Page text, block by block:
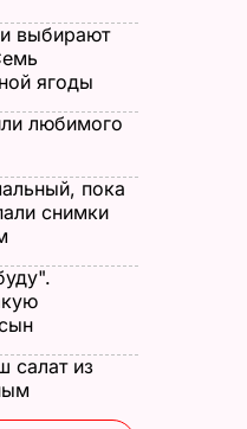
выбирают
ягоды
любимого
пока
снимки
салат из